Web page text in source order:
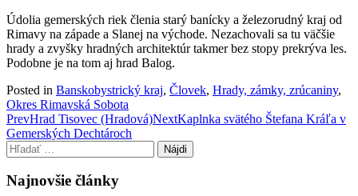
Údolia gemerských riek členia starý banícky a železorudný kraj od
Rimavy na západe a Slanej na východe. Nezachovali sa tu väčšie
hrady a zvyšky hradných architektúr takmer bez stopy prekrýva les.
Podobne je na tom aj hrad Balog.
Posted in Banskobystrický kraj, Človek, Hrady, zámky, zrúcaniny,
Okres Rimavská Sobota
Post
navigation
PrevHrad Tisovec (Hradová)NextKaplnka svätého Štefana Kráľa v
Gemerských Dechtároch
Hľadať:
Najnovšie články